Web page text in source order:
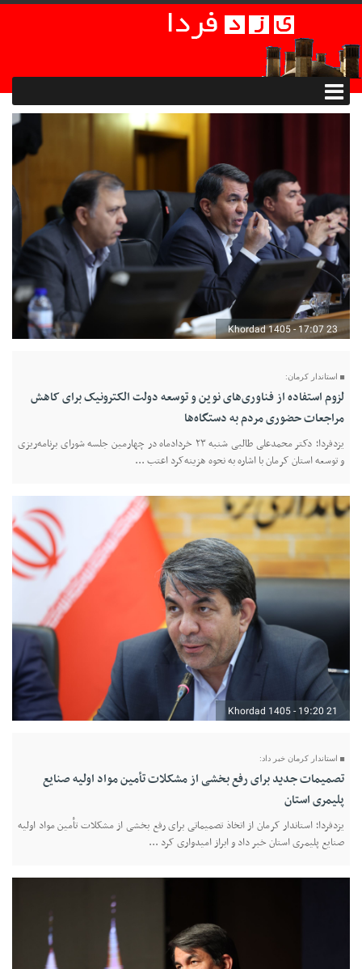
23 Khordad 1405 - 17:07
استاندار کرمان:
لزوم استفاده از فناوری‌های نوین و توسعه دولت الکترونیک برای کاهش
مراجعات حضوری مردم به دستگاه‌ها
یزدفردا؛ دکتر محمدعلی طالبی شنبه ۲۳ خردادماه در چهارمین جلسه شورای برنامه‌ریزی
و توسعه استان کرمان با اشاره به نحوه هزینه‌کرد اعتب ...
21 Khordad 1405 - 19:20
استاندار کرمان خبر داد:
تصمیمات جدید برای رفع بخشی از مشکلات تأمین مواد اولیه صنایع
پلیمری استان
یزدفردا؛ استاندار کرمان از اتخاذ تصمیماتی برای رفع بخشی از مشکلات تأمین مواد اولیه
صنایع پلیمری استان خبر داد و ابراز امیدواری کرد ...